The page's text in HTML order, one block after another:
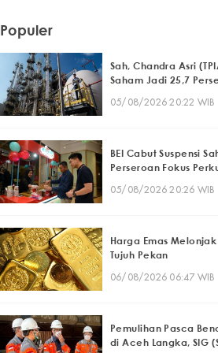
Populer
Sah, Chandra Asri
Saham Jadi 25,7
05/08/2026 20:22 WIB
BEI Cabut Suspensi
Perseroan Fokus
05/08/2026 20:26 WIB
Harga Emas
Tujuh Pekan
06/08/2026 06:47 WIB
Pemulihan Pasca
di Aceh Langka, SIG